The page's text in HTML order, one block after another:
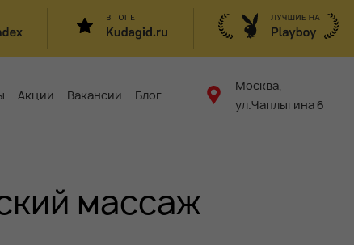
Акции Вакансии Блог
Москва,
ул.Чаплыгина 6
массаж